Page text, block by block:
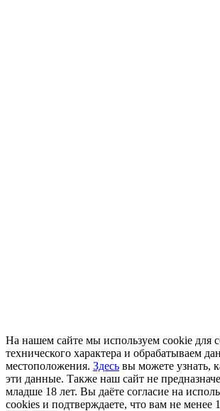
На нашем сайте мы используем cookie для
технического характера и обрабатываем
местоположения. Здесь вы можете узнать,
эти данные. Также наш сайт не
младше 18 лет. Вы даёте согласие на
cookies и подтверждаете, что вам не менее